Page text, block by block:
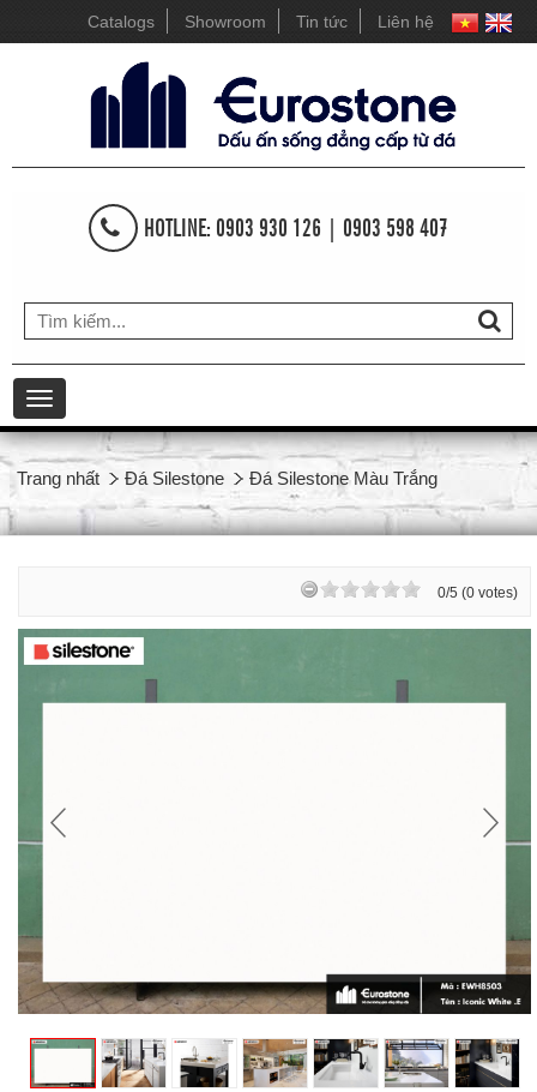
Catalogs Showroom Tin tức Liên hệ
HOTLINE: 0903 930 126 | 0903 598 407
Toggle
navigation
Trang nhất Đá Silestone Đá Silestone Màu Trắng
0/5 (0 votes)